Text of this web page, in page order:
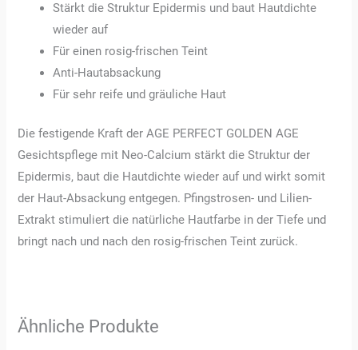
Stärkt die Struktur Epidermis und baut Hautdichte
wieder auf
Für einen rosig-frischen Teint
Anti-Hautabsackung
Für sehr reife und gräuliche Haut
Die festigende Kraft der AGE PERFECT GOLDEN AGE
Gesichtspflege mit Neo-Calcium stärkt die Struktur der
Epidermis, baut die Hautdichte wieder auf und wirkt somit
der Haut-Absackung entgegen. Pfingstrosen- und Lilien-
Extrakt stimuliert die natürliche Hautfarbe in der Tiefe und
bringt nach und nach den rosig-frischen Teint zurück.
Ähnliche Produkte